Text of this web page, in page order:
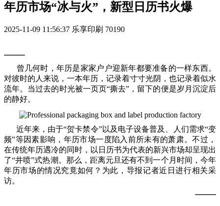
年历市场“冰与火”，新型日历书火爆
2025-11-09 11:56:37 乐享印刷 70190
曾几何时，年历是家家户户迎新年都要准备的一样东西。
对彼时的人来说，一本年历，记录着寸寸光阴，也记录着似水
流年。当过去的时光被一页页“撕去”，留下的便是岁月沉淀后
的静好。
近年来，由于“贺卡禁令”以及电子设备普及、人们需求“变
频”等因素影响，年历市场一度陷入前所未有的萧肃。不过，
在传统年历遇冷的同时，以日历书为代表的新兴市场却呈现出
了“井喷”式热潮。那么，距离元旦还有不到一个月时间，今年
年历市场的情况究竟如何？为此，导报记者近日进行相关采
访。